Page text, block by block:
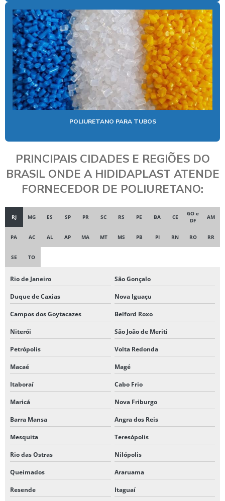
POLIURETANO PARA TUBOS
PRINCIPAIS CIDADES E REGIÕES DO
BRASIL ONDE A HIDIDAPLAST ATENDE
FORNECEDOR DE POLIURETANO:
RJ MG ES SP PR SC RS PE BA CE
GO e
DF
AM
PA AC AL AP MA MT MS PB PI RN RO RR
SE TO
Rio de Janeiro São Gonçalo
Duque de Caxias Nova Iguaçu
Campos dos Goytacazes Belford Roxo
Niterói São João de Meriti
Petrópolis Volta Redonda
Macaé Magé
Itaboraí Cabo Frio
Maricá Nova Friburgo
Barra Mansa Angra dos Reis
Mesquita Teresópolis
Rio das Ostras Nilópolis
Queimados Araruama
Resende Itaguaí